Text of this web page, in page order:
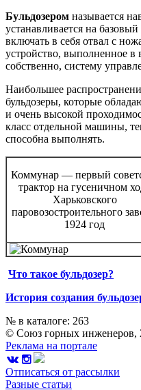
Бульдозером называется
устанавливается на
включать в себя отвал с
устройство, выполненное в
собственно, систему
Наибольшее
бульдозеры, которые
и очень высокой
класс отдельной машины,
способна выполнять.
Коммунар — первый
трактор на гусеничном
Харьковского
паровозостроительного
1924 год
Что такое бульдозер?
История создания
№ в каталоге: 263
© Союз горных инженеров,
Реклама на портале
Отписаться от рассылки
Разные статьи